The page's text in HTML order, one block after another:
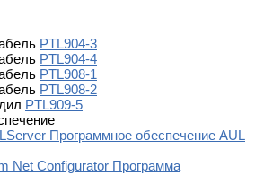
PTL904-3
PTL904-4
PTL908-1
PTL908-2
PTL909-5
Программное обеспечение AUL
Net Configurator Программа